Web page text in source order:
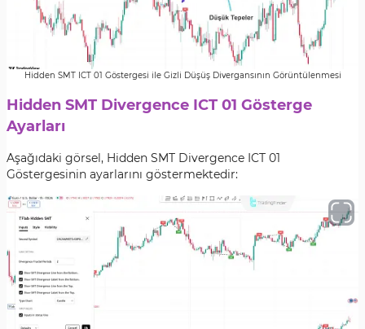
Hidden SMT ICT 01 Göstergesi ile Gizli Düşüş Divergansının Görüntülenmesi
Hidden SMT Divergence ICT 01 Gösterge
Ayarları
Aşağıdaki görsel, Hidden SMT Divergence ICT 01
Göstergesinin ayarlarını göstermektedir: